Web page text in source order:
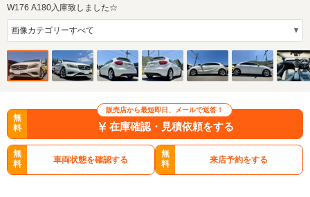
W176 A180入庫致しました☆
販売店から最短即日、メールで返答！
無
料
在庫確認・見積依頼をする
無
料
車両状態を確認する
無
料
来店予約をする